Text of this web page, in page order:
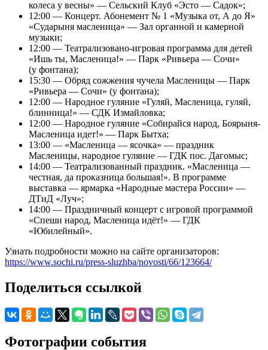
колеса у весны» — Сельский Клуб «Эсто — Садок»;
12:00 — Концерт. Абонемент № 1 «Музыка от, А до Я»
«Сударыня масленица» — Зал органной и камерной
музыки;
12:00 — Театрализовано-игровая программа для детей
«Ишь ты, Масленица!» — Парк «Ривьера — Сочи»
(у фонтана);
15:30 — Обряд сожжения чучела Масленицы — Парк
«Ривьера — Сочи» (у фонтана);
12:00 — Народное гуляние «Гуляй, Масленица, гуляй,
блинница!» — СДК Измайловка;
12:00 — Народное гуляние «Собирайся народ, Боярыня-
Масленица идет!» — Парк Бытха;
13:00 — «Масленица — ясочка» — праздник
Масленицы, народное гуляние — ГДК пос. Дагомыс;
14:00 — Театрализованный праздник. «Масленица —
честная, да проказница большая!». В программе
выставка — ярмарка «Народные мастера России» —
ДТиД «Луч»;
14:00 — Праздничный концерт с игровой программой
«Спеши народ, Масленица идёт!» — ГДК
«Юбилейный».
Узнать подробности можно на сайте организаторов:
https://www.sochi.ru/press-sluzhba/novosti/66/123664/
Поделиться ссылкой
Фотографии события